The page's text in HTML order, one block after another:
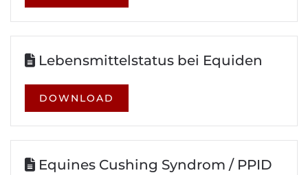
Lebensmittelstatus bei Equiden
DOWNLOAD
Equines Cushing Syndrom / PPID